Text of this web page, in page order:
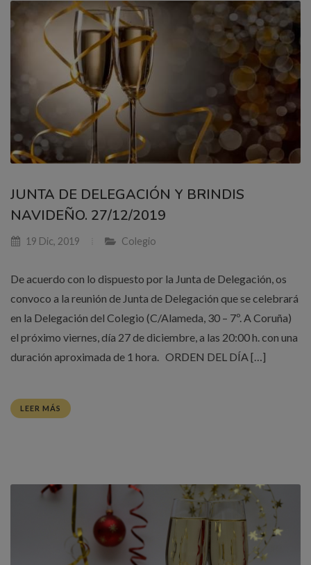
JUNTA DE DELEGACIÓN Y BRINDIS
NAVIDEÑO. 27/12/2019
19 Dic, 2019 Colegio
De acuerdo con lo dispuesto por la Junta de Delegación, os
convoco a la reunión de Junta de Delegación que se celebrará
en la Delegación del Colegio (C/Alameda, 30 – 7º. A Coruña)
el próximo viernes, día 27 de diciembre, a las 20:00 h. con una
duración aproximada de 1 hora. ORDEN DEL DÍA […]
LEER MÁS